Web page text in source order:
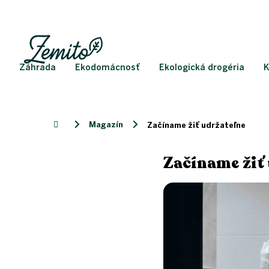
Záhrada Ekodomácnosť Ekologická drogéria
DomovMagazín Začíname žiť udržateľne
Začíname
V